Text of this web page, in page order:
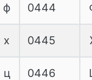
ф 0444
х 0445
ц 0446